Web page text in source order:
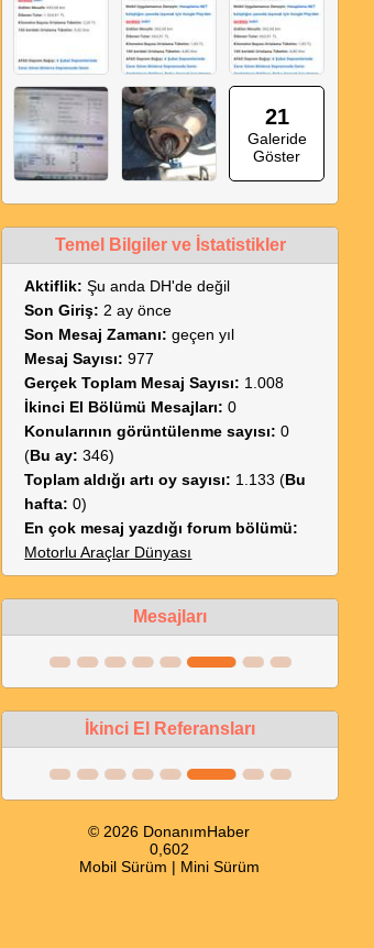
21
Galeride
Göster
Temel Bilgiler ve İstatistikler
Aktiflik: Şu anda DH'de değil
Son Giriş: 2 ay önce
Son Mesaj Zamanı: geçen yıl
Mesaj Sayısı: 977
Gerçek Toplam Mesaj Sayısı: 1.008
İkinci El Bölümü Mesajları: 0
Konularının görüntülenme sayısı: 0
(Bu ay: 346)
Toplam aldığı artı oy sayısı: 1.133 (Bu
hafta: 0)
En çok mesaj yazdığı forum bölümü:
Motorlu Araçlar Dünyası
Mesajları
İkinci El Referansları
© 2026 DonanımHaber
0,602
Mobil Sürüm | Mini Sürüm